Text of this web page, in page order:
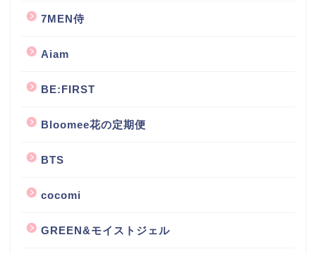
7MEN侍
Aiam
BE:FIRST
Bloomee花の定期便
BTS
cocomi
GREEN&モイストジェル